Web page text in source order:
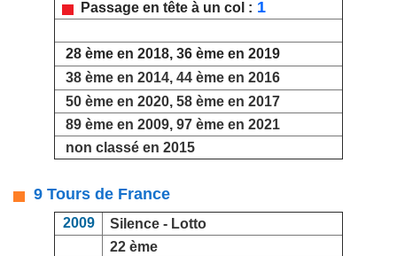
Passage en tête à un col : 1
28 ème en 2018, 36 ème en 2019
38 ème en 2014, 44 ème en 2016
50 ème en 2020, 58 ème en 2017
89 ème en 2009, 97 ème en 2021
non classé en 2015
9 Tours de France
2009
Silence - Lotto
22 ème